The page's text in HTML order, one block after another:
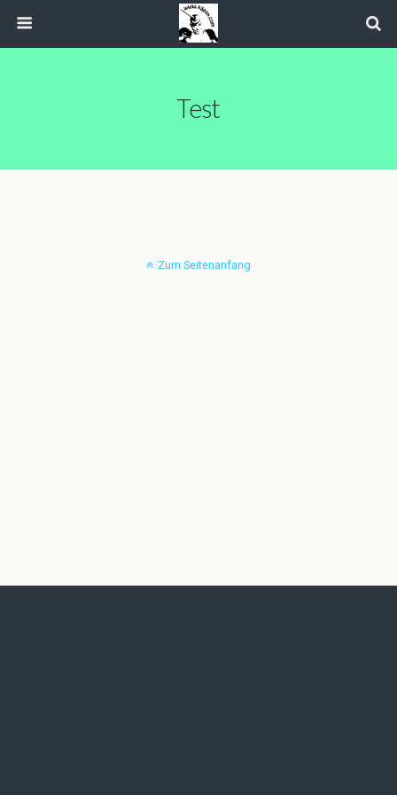
Test
Zum Seitenanfang